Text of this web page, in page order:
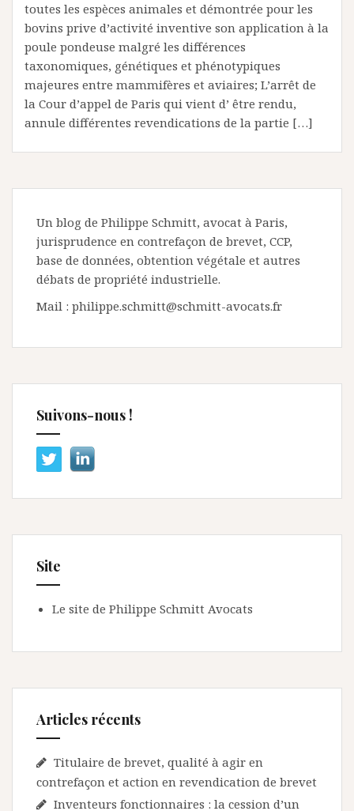
toutes les espèces animales et démontrée pour les
bovins prive d’activité inventive son application à la
poule pondeuse malgré les différences
taxonomiques, génétiques et phénotypiques
majeures entre mammifères et aviaires; L’arrêt de
la Cour d’appel de Paris qui vient d’ être rendu,
annule différentes revendications de la partie […]
Un blog de Philippe Schmitt, avocat à Paris,
jurisprudence en contrefaçon de brevet, CCP,
base de données, obtention végétale et autres
débats de propriété industrielle.
Mail : philippe.schmitt@schmitt-avocats.fr
Suivons-nous !
Site
Le site de Philippe Schmitt Avocats
Articles récents
Titulaire de brevet, qualité à agir en
contrefaçon et action en revendication de brevet
Inventeurs fonctionnaires : la cession d’un